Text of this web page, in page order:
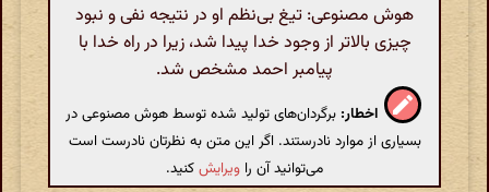
هوش مصنوعی: تیغ بی‌نظم او در نتیجه نفی و نبود
چیزی بالاتر از وجود خدا پیدا شد، زیرا در راه خدا با
پیامبر احمد مشخص شد.
اخطار: برگردان‌های تولید شده توسط هوش مصنوعی در
بسیاری از موارد نادرستند. اگر این متن به نظرتان نادرست است
می‌توانید آن را ویرایشکنید.